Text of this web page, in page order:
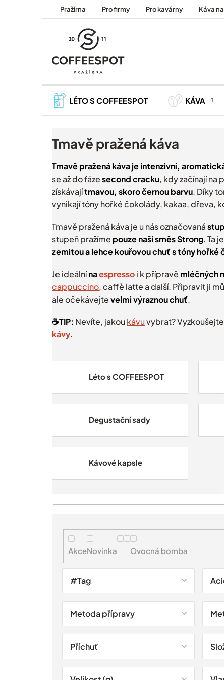
Pražírna Pro firmy Pro kavárny Káva
LÉTO S COFFEESPOT KÁVA
Tmavě pražená káva
Tmavě pražená káva je intenzivní,
se až do fázesecond cracku, kdy začínají na
získávajítmavou, skoro černou barvu. Díky
vynikají tóny hořké čokolády, kakaa, dřeva,
Tmavě pražená káva je u nás označovaná
stupeň pražíme pouze naši směs Strong. Ta
zemitou a lehce kouřovou chuť s tóny hořké
Je ideálnínaespressoi k přípravě mléčných
cappuccino, caffè latte a další. Připravit ji
ale očekávejtevelmi výraznou chuť.
☕️TIP: Nevíte, jakoukávuvybrat?
kávy.
Léto s COFFEESPOT
Degustační sady
Kávové kapsle
AkceNovinka Ovocná bomba
#Tag
Metoda přípravy
Příchuť
V